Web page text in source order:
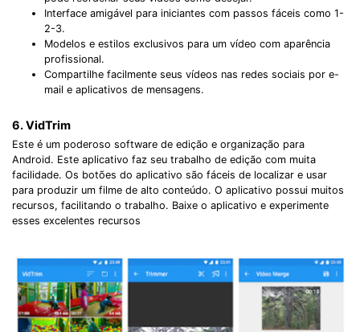
Interface amigável para iniciantes com passos fáceis como 1-
2-3.
Modelos e estilos exclusivos para um vídeo com aparência
profissional.
Compartilhe facilmente seus vídeos nas redes sociais por e-
mail e aplicativos de mensagens.
6. VidTrim
Este é um poderoso software de edição e organização para
Android. Este aplicativo faz seu trabalho de edição com muita
facilidade. Os botões do aplicativo são fáceis de localizar e usar
para produzir um filme de alto conteúdo. O aplicativo possui muitos
recursos, facilitando o trabalho. Baixe o aplicativo e experimente
esses excelentes recursos